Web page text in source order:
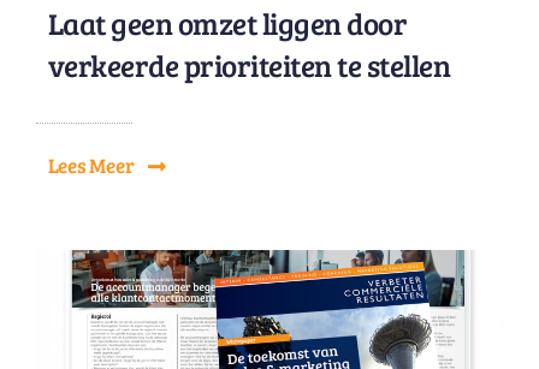
Laat geen omzet liggen door
verkeerde prioriteiten te stellen
Lees Meer